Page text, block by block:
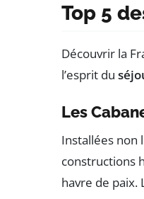
Top 5
Découvrir la
l’esprit du
Les
Installées non
constructions
havre de paix.